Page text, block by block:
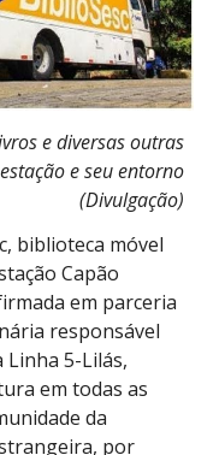
e diversas outras
e seu entorno
(Divulgação)
biblioteca móvel
Capão
em parceria
responsável
Linha 5-Lilás,
em todas as
da
por